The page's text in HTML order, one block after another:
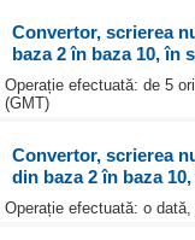
Convertor, scrierea
baza 2 în baza 10, în
Operație efectuată: de 5
(GMT)
Convertor, scrierea
din baza 2 în baza
Operație efectuată: o